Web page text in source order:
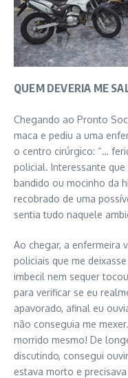
QUEM DEVERIA ME
Chegando ao Pronto
maca e pediu a uma
o centro cirúrgico: “…
policial. Interessante
bandido ou mocinho da
recobrado de uma
sentia tudo naquele
Ao chegar, a enfermeira
policiais que me
imbecil nem sequer
para verificar se eu
apavorado, afinal eu
não conseguia me
morrido mesmo! De
discutindo, consegui
estava morto e